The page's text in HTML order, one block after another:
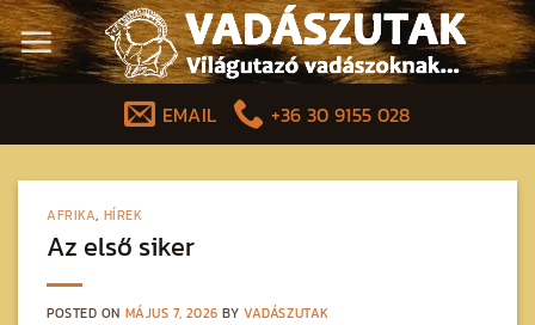
Skip
to
content
EMAIL
+36 30 9155 028
AFRIKA, HÍREK
Az első siker
POSTED ON MÁJUS 7, 2026 BYVADÁSZUTAK